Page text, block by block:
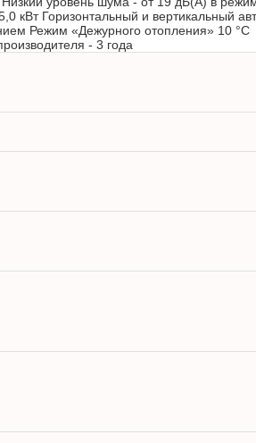
кВт Горизонтальный и вертикальный
Режим «Дежурного отопления» 10 °C
- 3 года